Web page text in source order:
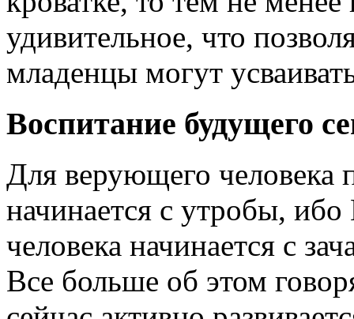
удивительное, что
младенцы могут
Воспитание будущего
Для верующего человека
начинается с утробы,
человека начинается с
Все больше об этом